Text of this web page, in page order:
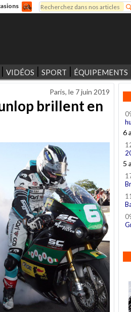
Formulaire de
Rechercher
VIDÉOS SPORT ÉQUIPEMENTS
Paris, le 7 juin 2019
brillent en
6
5